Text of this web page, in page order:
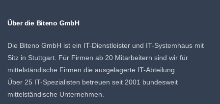
Über die Biteno GmbH
Die Biteno GmbH ist ein IT-Dienstleister und IT-Systemhaus mit
Sitz in Stuttgart. Für Firmen ab 20 Mitarbeitern sind wir für
mittelständische Firmen die ausgelagerte IT-Abteilung.
Über 25 IT-Spezialisten betreuen seit 2001 bundesweit
mittelständische Unternehmen.